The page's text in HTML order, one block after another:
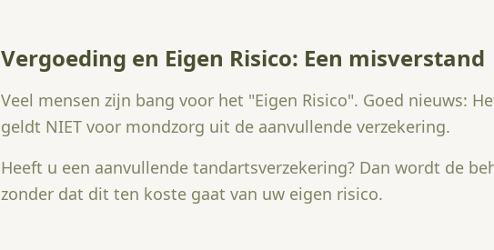
Vergoeding en Eigen Risico: Een misverstand
Veel mensen zijn bang voor het "Eigen Risico". Goed nieuws:
geldt NIET voor mondzorg uit de aanvullende verzekering.
Heeft u een aanvullende tandartsverzekering? Dan wordt de
zonder dat dit ten koste gaat van uw eigen risico.